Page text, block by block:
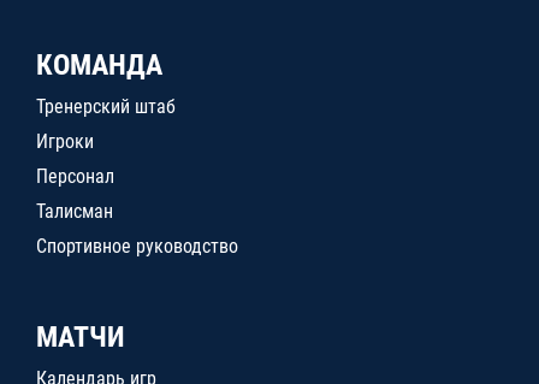
КОМАНДА
Тренерский штаб
Игроки
Персонал
Талисман
Спортивное руководство
МАТЧИ
Календарь игр